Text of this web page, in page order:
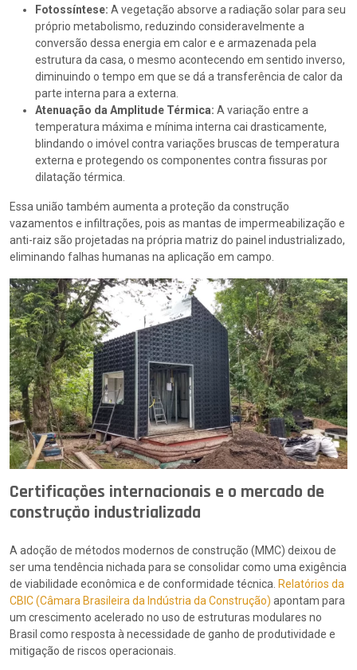
Fotossíntese: A vegetação absorve a radiação solar para seu
próprio metabolismo, reduzindo consideravelmente a
conversão dessa energia em calor e e armazenada pela
estrutura da casa, o mesmo acontecendo em sentido inverso,
diminuindo o tempo em que se dá a transferência de calor da
parte interna para a externa.
Atenuação da Amplitude Térmica: A variação entre a
temperatura máxima e mínima interna cai drasticamente,
blindando o imóvel contra variações bruscas de temperatura
externa e protegendo os componentes contra fissuras por
dilatação térmica.
Essa união também aumenta a proteção da construção
vazamentos e infiltrações, pois as mantas de impermeabilização e
anti-raiz são projetadas na própria matriz do painel industrializado,
eliminando falhas humanas na aplicação em campo.
Certificações internacionais e o mercado de
construção industrializada
A adoção de métodos modernos de construção (MMC) deixou de
ser uma tendência nichada para se consolidar como uma exigência
de viabilidade econômica e de conformidade técnica. Relatórios da
CBIC (Câmara Brasileira da Indústria da Construção) apontam para
um crescimento acelerado no uso de estruturas modulares no
Brasil como resposta à necessidade de ganho de produtividade e
mitigação de riscos operacionais.